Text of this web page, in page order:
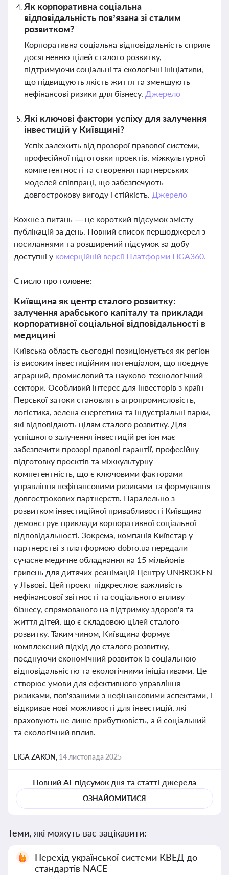
Як корпоративна соціальна
відповідальність пов’язана зі сталим
розвитком?
Корпоративна соціальна відповідальність сприяє
досягненню цілей сталого розвитку,
підтримуючи соціальні та екологічні ініціативи,
що підвищують якість життя та зменшують
нефінансові ризики для бізнесу. Джерело
Які ключові фактори успіху для залучення
інвестицій у Київщині?
Успіх залежить від прозорої правової системи,
професійної підготовки проєктів, міжкультурної
компетентності та створення партнерських
моделей співпраці, що забезпечують
довгострокову вигоду і стійкість. Джерело
Кожне з питань — це короткий підсумок змісту
публікацій за день. Повний список першоджерел з
посиланнями та розширений підсумок за добу
доступні у комерційній версії Платформи LIGA360.
Стисло про головне:
Київщина як центр сталого розвитку:
залучення арабського капіталу та приклади
корпоративної соціальної відповідальності в
медицині
Київська область сьогодні позиціонується як регіон
із високим інвестиційним потенціалом, що поєднує
аграрний, промисловий та науково-технологічний
сектори. Особливий інтерес для інвесторів з країн
Перської затоки становлять агропромисловість,
логістика, зелена енергетика та індустріальні парки,
які відповідають цілям сталого розвитку. Для
успішного залучення інвестицій регіон має
забезпечити прозорі правові гарантії, професійну
підготовку проєктів та міжкультурну
компетентність, що є ключовими факторами
управління нефінансовими ризиками та формування
довгострокових партнерств. Паралельно з
розвитком інвестиційної привабливості Київщина
демонструє приклади корпоративної соціальної
відповідальності. Зокрема, компанія Київстар у
партнерстві з платформою dobro.ua передали
сучасне медичне обладнання на 15 мільйонів
гривень для дитячих реанімацій Центру UNBROKEN
у Львові. Цей проєкт підкреслює важливість
нефінансової звітності та соціального впливу
бізнесу, спрямованого на підтримку здоров'я та
життя дітей, що є складовою цілей сталого
розвитку. Таким чином, Київщина формує
комплексний підхід до сталого розвитку,
поєднуючи економічний розвиток із соціальною
відповідальністю та екологічними ініціативами. Це
створює умови для ефективного управління
ризиками, пов'язаними з нефінансовими аспектами, і
відкриває нові можливості для інвестицій, які
враховують не лише прибутковість, а й соціальний
та екологічний вплив.
LIGA ZAKON, 14 листопада 2025
Повний AI-підсумок дня та статті-джерела
ОЗНАЙОМИТИСЯ
Теми, які можуть вас зацікавити:
Перехід української системи КВЕД до
стандартів NACE